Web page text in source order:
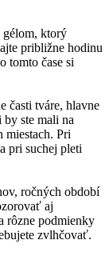
gélom, ktorý
približne hodinu
tomto čase si
časti tváre, hlavne
by ste mali na
miestach. Pri
pri suchej pleti
ročných období
aj
rôzne podmienky
zvlhčovať.